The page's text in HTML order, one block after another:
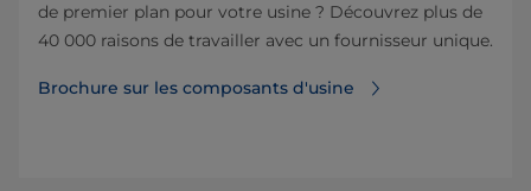
de premier plan pour votre usine ? Découvrez plus de
40 000 raisons de travailler avec un fournisseur unique.
Brochure sur les composants d'usine